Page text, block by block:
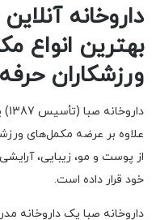
داروخانه
بهترین انواع
ورزشکاران
داروخانه صبا (تأسیس 1387) یک
علاوه بر عرضه مکمل‌های
از پوست و مو، زیبایی،
خود قرار داده است.
داروخانه صبا یک